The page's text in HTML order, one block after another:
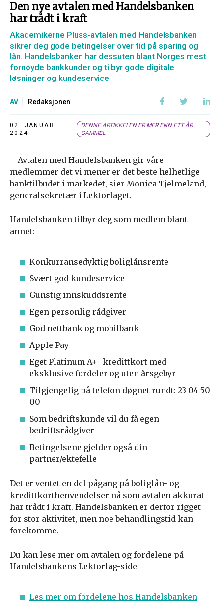
Den nye avtalen med Handelsbanken
har trådt i kraft
Akademikerne Pluss-avtalen med Handelsbanken
sikrer deg gode betingelser over tid på sparing og
lån. Handelsbanken har dessuten blant Norges mest
fornøyde bankkunder og tilbyr gode digitale
løsninger og kundeservice.
AV Redaksjonen
02. JANUAR,
2024
DENNE ARTIKKELEN ER MER ENN ETT ÅR
GAMMEL
– Avtalen med Handelsbanken gir våre
medlemmer det vi mener er det beste helhetlige
banktilbudet i markedet, sier Monica Tjelmeland,
generalsekretær i Lektorlaget.
Handelsbanken tilbyr deg som medlem blant
annet:
Konkurransedyktig boliglånsrente
Svært god kundeservice
Gunstig innskuddsrente
Egen personlig rådgiver
God nettbank og mobilbank
Apple Pay
Eget Platinum A+ -kredittkort med
eksklusive fordeler og uten årsgebyr
Tilgjengelig på telefon døgnet rundt: 23 04 50
00
Som bedriftskunde vil du få egen
bedriftsrådgiver
Betingelsene gjelder også din
partner/ektefelle
Det er ventet en del pågang på boliglån- og
kredittkorthenvendelser nå som avtalen akkurat
har trådt i kraft. Handelsbanken er derfor rigget
for stor aktivitet, men noe behandlingstid kan
forekomme.
Du kan lese mer om avtalen og fordelene på
Handelsbankens Lektorlag-side:
Les mer om fordelene hos Handelsbanken